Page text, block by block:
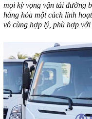
mọi kỳ vọng vận tải đường
hàng hóa một cách linh
vô cùng hợp lý, phù hợp